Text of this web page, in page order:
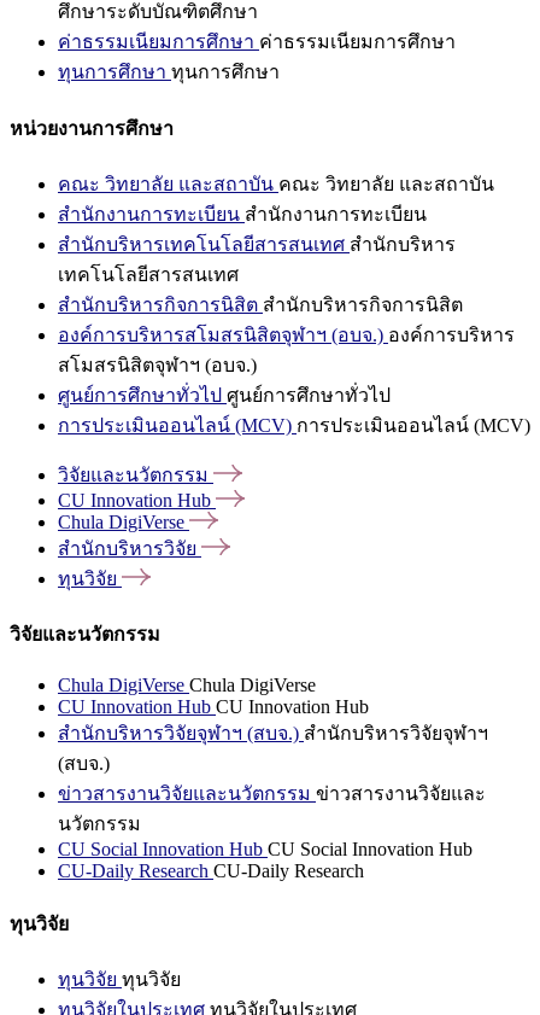
ศึกษาระดับบัณฑิตศึกษา
ค่าธรรมเนียมการศึกษา ค่าธรรมเนียมการศึกษา
ทุนการศึกษา ทุนการศึกษา
หน่วยงานการศึกษา
คณะ วิทยาลัย และสถาบัน คณะ วิทยาลัย และสถาบัน
สำนักงานการทะเบียน สำนักงานการทะเบียน
สำนักบริหารเทคโนโลยีสารสนเทศ สำนักบริหาร
เทคโนโลยีสารสนเทศ
สำนักบริหารกิจการนิสิต สำนักบริหารกิจการนิสิต
องค์การบริหารสโมสรนิสิตจุฬาฯ (อบจ.) องค์การบริหาร
สโมสรนิสิตจุฬาฯ (อบจ.)
ศูนย์การศึกษาทั่วไป ศูนย์การศึกษาทั่วไป
การประเมินออนไลน์ (MCV) การประเมินออนไลน์ (MCV)
วิจัยและนวัตกรรม
CU Innovation Hub
Chula DigiVerse
สำนักบริหารวิจัย
ทุนวิจัย
วิจัยและนวัตกรรม
Chula DigiVerse Chula DigiVerse
CU Innovation Hub CU Innovation Hub
สำนักบริหารวิจัยจุฬาฯ (สบจ.) สำนักบริหารวิจัยจุฬาฯ
(สบจ.)
ข่าวสารงานวิจัยและนวัตกรรม ข่าวสารงานวิจัยและ
นวัตกรรม
CU Social Innovation Hub CU Social Innovation Hub
CU-Daily Research CU-Daily Research
ทุนวิจัย
ทุนวิจัย ทุนวิจัย
ทุนวิจัยในประเทศ ทุนวิจัยในประเทศ